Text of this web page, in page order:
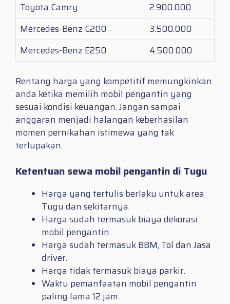
Toyota Camry
2.900.000
Mercedes-Benz C200
3.500.000
Mercedes-Benz E250
4.500.000
Rentang harga yang kompetitif memungkinkan
anda ketika memilih mobil pengantin yang
sesuai kondisi keuangan. Jangan sampai
anggaran menjadi halangan keberhasilan
momen pernikahan istimewa yang tak
terlupakan.
Ketentuan sewa mobil pengantin di Tugu
Harga yang tertulis berlaku untuk area
Tugu dan sekitarnya.
Harga sudah termasuk biaya dekorasi
mobil pengantin.
Harga sudah termasuk BBM, Tol dan Jasa
driver.
Harga tidak termasuk biaya parkir.
Waktu pemanfaatan mobil pengantin
paling lama 12 jam.